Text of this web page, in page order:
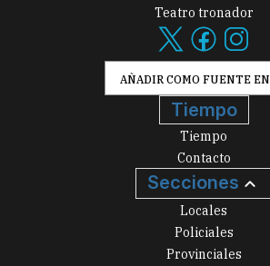
Teatro tronador
AÑADIR COMO FUENTE EN
Tiempo
Tiempo
Contacto
Secciones
Locales
Policiales
Provinciales